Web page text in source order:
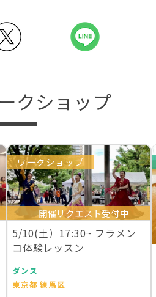
クショップ
ワークショップ
開催リクエスト受付中
5/10(土）17:30~ フラメン
コ体験レッスン
ダンス
東京都 練馬区